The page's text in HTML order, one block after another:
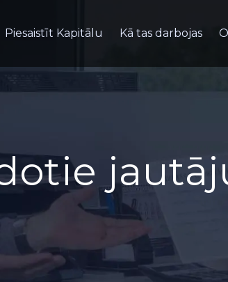
Piesaistīt Kapitālu Kā tas darbojas